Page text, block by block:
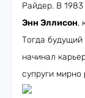
Райдер. В
Энн Эллисон,
Тогда будущий
начинал
супруги мирно